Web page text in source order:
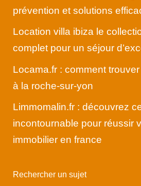
prévention et solutions
Location villa ibiza le
complet pour un séjour
Locama.fr : comment
à la roche-sur-yon
Limmomalin.fr : découvrez
incontournable pour réussir
immobilier en france
Rechercher un sujet